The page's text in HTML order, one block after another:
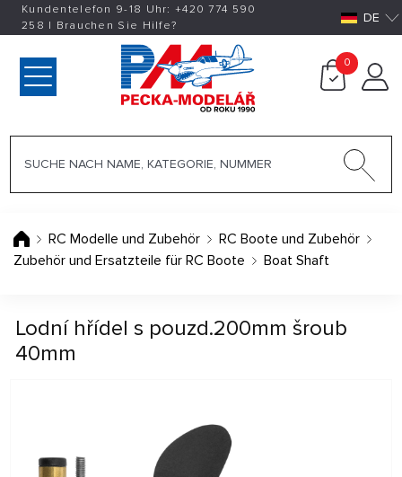
Kundentelefon 9-18 Uhr: +420774 590
258 | Brauchen Sie Hilfe? DE
0
RC Modelle und Zubehör
RC Boote und Zubehör
Zubehör und Ersatzteile für RC Boote
Boat Shaft
Lodní hřídel s pouzd.200mm šroub
40mm